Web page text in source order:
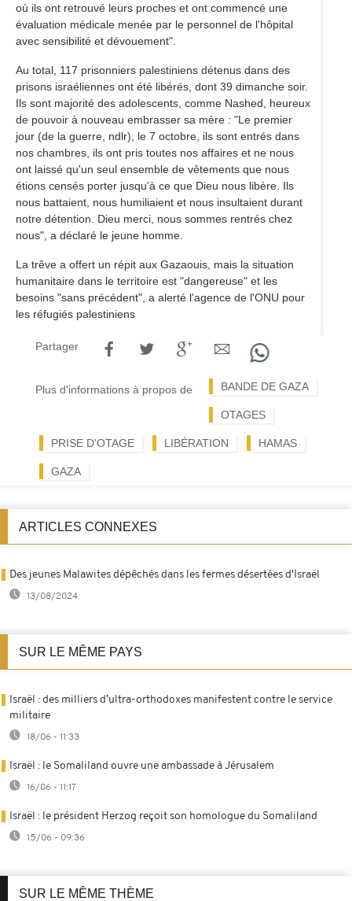
où ils ont retrouvé leurs proches et ont commencé une
évaluation médicale menée par le personnel de l'hôpital
avec sensibilité et dévouement".
Au total, 117 prisonniers palestiniens détenus dans des
prisons israéliennes ont été libérés, dont 39 dimanche soir.
Ils sont majorité des adolescents, comme Nashed, heureux
de pouvoir à nouveau embrasser sa mère : "Le premier
jour (de la guerre, ndlr), le 7 octobre, ils sont entrés dans
nos chambres, ils ont pris toutes nos affaires et ne nous
ont laissé qu'un seul ensemble de vêtements que nous
étions censés porter jusqu'à ce que Dieu nous libère. Ils
nous battaient, nous humiliaient et nous insultaient durant
notre détention. Dieu merci, nous sommes rentrés chez
nous", a déclaré le jeune homme.
La trêve a offert un répit aux Gazaouis, mais la situation
humanitaire dans le territoire est "dangereuse" et les
besoins "sans précédent", a alerté l'agence de l'ONU pour
les réfugiés palestiniens
Partager
Plus d'informations à propos de BANDE DE GAZA
OTAGES
PRISE D'OTAGE LIBÉRATION HAMAS
GAZA
ARTICLES CONNEXES
Des jeunes Malawites dépêchés dans les fermes désertées d'Israël
13/08/2024
SUR LE MÊME PAYS
Israël : des milliers d’ultra-orthodoxes manifestent contre le service
militaire
18/06 - 11:33
Israël : le Somaliland ouvre une ambassade à Jérusalem
16/06 - 11:17
Israël : le président Herzog reçoit son homologue du Somaliland
15/06 - 09:36
SUR LE MÊME THÈME